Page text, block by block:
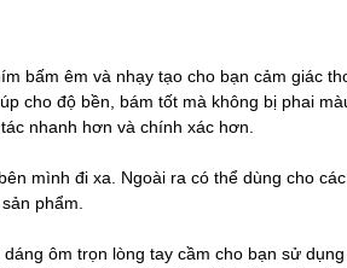
bấm êm và nhạy tạo cho bạn cảm giác
cho độ bền, bám tốt mà không bị phai
nhanh hơn và chính xác hơn.
mình đi xa. Ngoài ra có thể dùng cho
phẩm.
ôm trọn lòng tay cầm cho bạn sử